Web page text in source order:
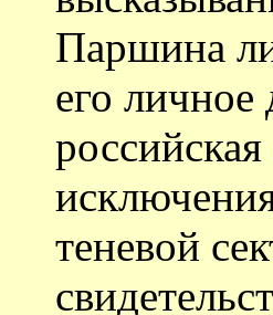
Паршина
его личное
теневой